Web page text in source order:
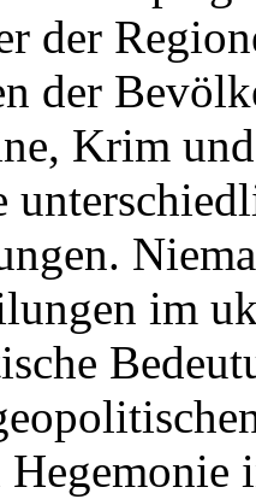
der
der
Krim
im